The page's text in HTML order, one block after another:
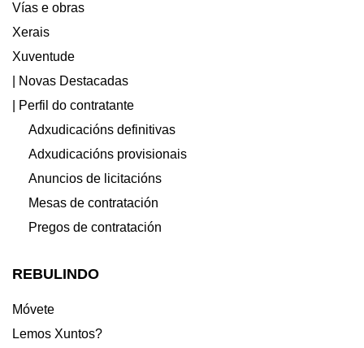
Vías e obras
Xerais
Xuventude
| Novas Destacadas
| Perfil do contratante
Adxudicacións definitivas
Adxudicacións provisionais
Anuncios de licitacións
Mesas de contratación
Pregos de contratación
REBULINDO
Móvete
Lemos Xuntos?